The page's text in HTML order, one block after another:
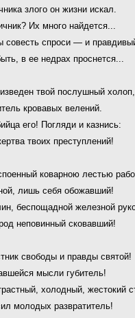
злого он жизни искал.
Их много найдется...
совесть спроси — и
в ее недрах проснется...
твой послушный холоп,
кровавых велений.
его! Погляди и казнись:
твоих преступлений!
коварною лестью
лишь себя обожавший!
беспощадной железной
неповинный сковавший!
свободы и правды святой!
мысли губитель!
холодный, жестокий
молодых развратитель!